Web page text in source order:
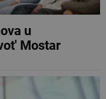
u
Mostar